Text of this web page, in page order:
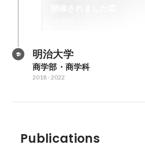
明治大学
商学部・商学科
2018- 2022
Publications